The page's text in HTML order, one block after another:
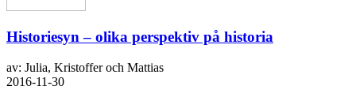
Historiesyn – olika perspektiv på historia
av: Julia, Kristoffer och Mattias
2016-11-30